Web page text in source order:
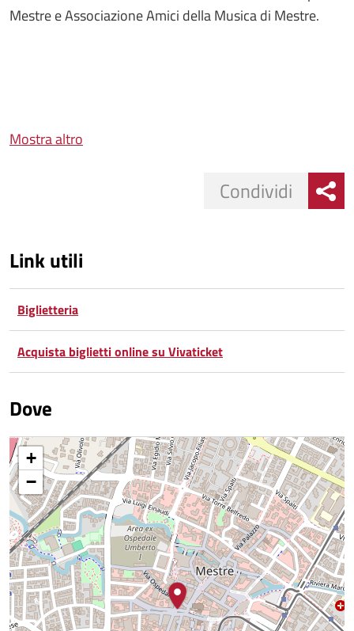
Mestre e Associazione Amici della Musica di Mestre.
Mostra altro
Condividi
Link utili
Biglietteria
Acquista biglietti online su Vivaticket
Dove
+
−